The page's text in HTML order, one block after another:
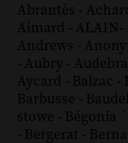
Abrantès -
Aimard - ALAIN-
Andrews -
- Aubry -
Aycard - Balzac -
Barbusse -
stowe - Bégonia
- Bergerat -